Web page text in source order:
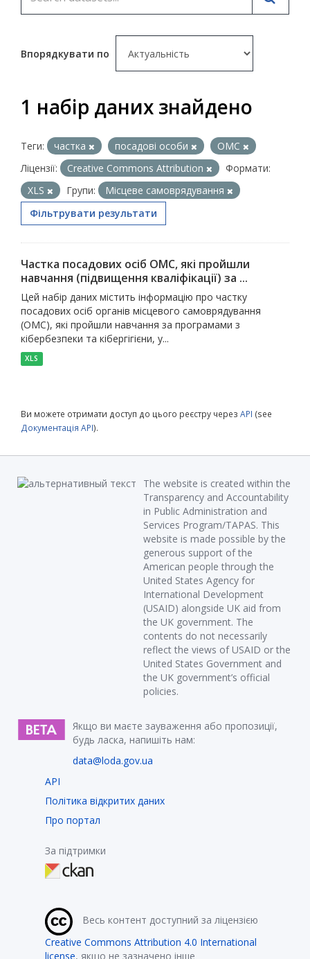
Впорядкувати по
1 набір даних знайдено
Теги: частка посадові особи
ОМС
Ліцензії:
Creative Commons Attribution
Формати:
XLS
Групи:
Місцеве самоврядування
Фільтрувати результати
Частка посадових осіб ОМС, які пройшли
навчання (підвищення кваліфікації) за ...
Цей набір даних містить інформацію про частку
посадових осіб органів місцевого самоврядування
(ОМС), які пройшли навчання за програмами з
кібербезпеки та кібергігієни, у...
XLS
Ви можете отримати доступ до цього реєстру через API (see
Документація API).
The website is created within the
Transparency and Accountability
in Public Administration and
Services Program/TAPAS. This
website is made possible by the
generous support of the
American people through the
United States Agency for
International Development
(USAID) alongside UK aid from
the UK government. The
contents do not necessarily
reflect the views of USAID or the
United States Government and
the UK government’s official
policies.
Якщо ви маєте зауваження або пропозиції,
будь ласка, напишіть нам:
data@loda.gov.ua
API
Політика відкритих даних
Про портал
За підтримки
Весь контент доступний за ліцензією
Creative Commons Attribution 4.0 International
license, якщо не зазначено інше